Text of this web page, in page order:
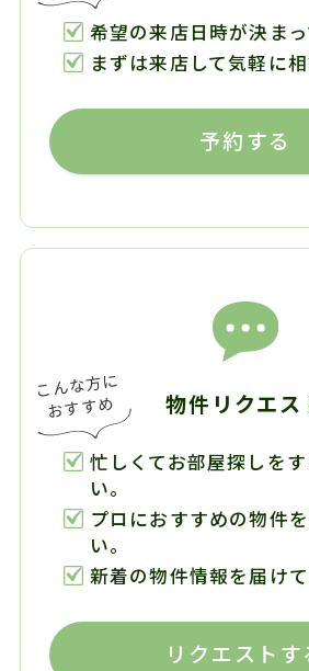
希望の来店日時が決まっ
まずは来店して気軽に相
予約する
物件リクエス
忙しくてお部屋探しを
い。
プロにおすすめの物件
い。
新着の物件情報を届けて
リクエストす